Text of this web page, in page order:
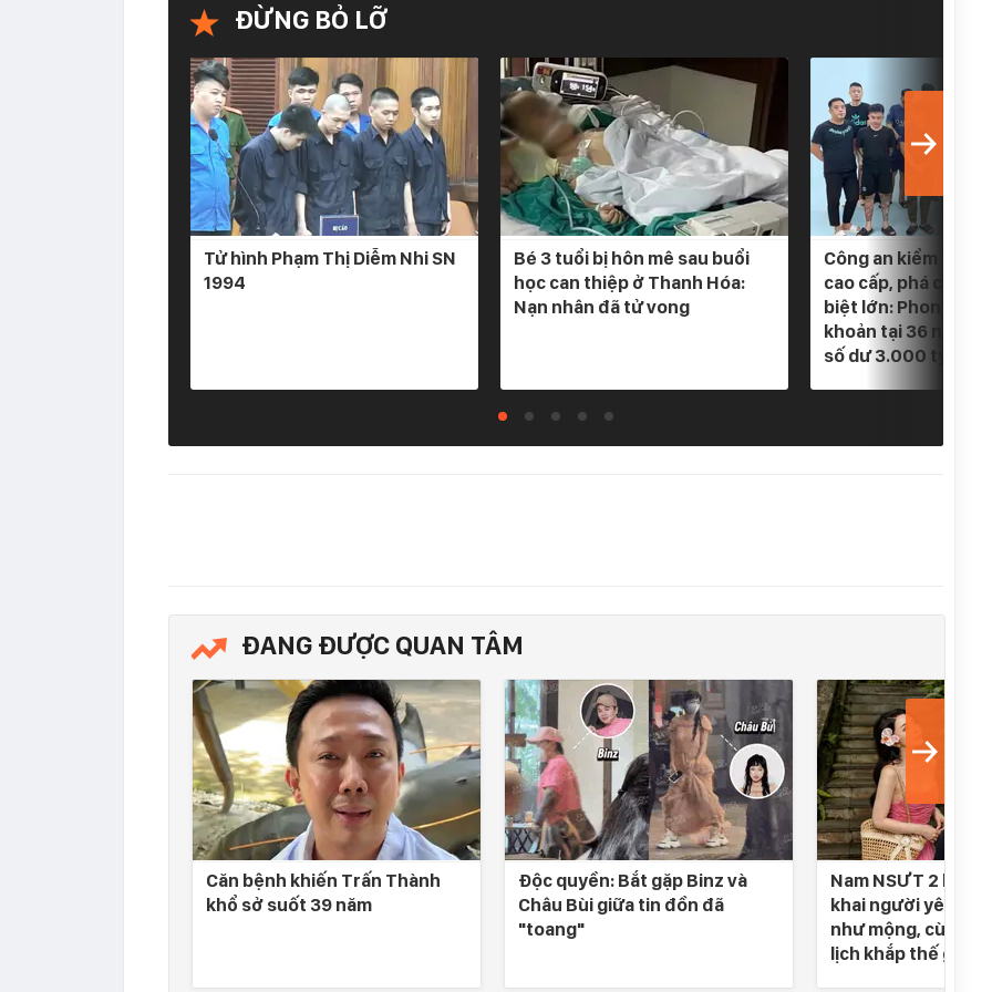
ĐỪNG BỎ LỠ
Tử hình Phạm Thị Diễm Nhi SN
1994
Bé 3 tuổi bị hôn mê sau buổi
học can thiệp ở Thanh Hóa:
Nạn nhân đã tử vong
Công an kiểm tra 5
cao cấp, phá
biệt lớn: Phong tỏa
khoản tại 36 ngân
số dư 3.000 tỷ
ĐANG ĐƯỢC QUAN TÂM
Căn bệnh khiến Trấn Thành
khổ sở suốt 39 năm
Độc quyền: Bắt gặp Binz và
Châu Bùi giữa tin đồn đã
"toang"
Nam NSƯT 2 lần
khai người yêu SN
như mộng, cùng
lịch khắp thế gian